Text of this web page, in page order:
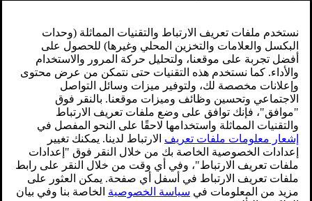
يُمنع منعاً باتاً قَطر السيارة Twin Engine لأن ذلك سيؤدي إلى إتلاف
المحرّك الكهربائي. بدلاً من ذلك، ينبغي أن يتم نقل السيارة بعد رفع
جميع عجلاتها على منصة استعادة السيارة، أي لا ينبغي أن يكون
هناك أي احتكاك بين سطح الطريق والعجلات.
عند قطر سيارة أخرى
قطر سيارة يستهلك الكثير من الطاقة - استخدم وضع القيادة
Constant AWD. يؤدي ذلك إلى شحن البطارية الهجينة، مع تحسين
سمات القيادة للسيارة والثبات بأمان على الطريق.
يجب أن تعرف حدود السرعة القصوى المسموح بها قانونيًا للقَطْر
قبل بدء القَطْر.